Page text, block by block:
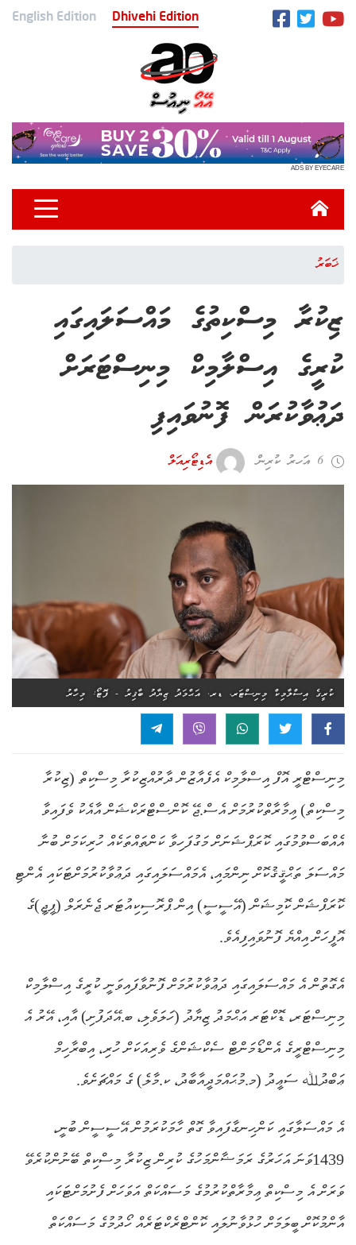
English Edition Dhivehi Edition
ADS BY EYECARE
ޚަބަރު
ޒިކުރާ މިސްކިތުގެ މައްސަލައިގައި
ކުރީގެ އިސްލާމިކް މިނިސްޓަރަށް
ދަޢުވާކުރަން ފޮނުވައިފި
6 އަހރު ކުރިން އެޑިޓޯރިއަލް
ކުރީގެ އިސްލާމިކް މިނިސްޓަރ، ޑރ. އަޙްމަދު ޒިޔާދު ބާޤިރު - ފޮޓޯ: މިހާރު
މިނިސްޓްރީ އޮފް އިސްލާމިކް އެފެއާޒުން ދާރުއްޒިކުރާ މިސްކިތް (ޒިކުރާ
މިސްކިތް) ޢިމާރާތްކުރުމަށް އެސް.ޖޭ ކޮންސްޓްރަކްޝަން އާއެކު ވެފައިވާ
އެއްބަސްވުމުގައި ކޮރަޕްޝަނަށް މަގުފަހިވާ ކަންތައްތަކެއް ހުރިކަމަށް ބުނާ
މައްސަލަ ތަޙްޤީޤުކޮށް ނިންމައި، އެމައްސަލައިގައި ދަޢުވާކުރުމަށްޓަކައި އެންޓި
ކޮރަޕްޝަން ކޮމިޝަން (އޭސީސީ) އިން ޕްރޮސިކިއުޓަރ ޖެނެރަލް (ޕީޖީ)ގެ
އޮފީހަށް އިއްޔެ ފޮނުވައިފިއެވެ.
އެގޮތުން އެ މައްސަލައިގައި ދަޢުވާކުރުމަށް ފޮނުވާފައިވަނީ ކުރީގެ އިސްލާމިކް
މިނިސްޓަރ، ޑޮކްޓަރ އަޙްމަދު ޒިޔާދު (ހަލަވެލި، ބ.އޭދަފުށި) އާއި، އޭރު އެ
މިނިސްޓްރީގެ އެންޑޯމަންޓް ސެކްޝަންގެ ވެރިއަކަށް ހުރި، އިބްރާހިމް
ޢަބްދުﷲ ސަޢީދު (މ.މުޙައްމަދީއާބާދު، ކ.މާލެ) ގެ މައްޗަށެވެ.
އެ މައްސަލާގައި ކަންހިނގާފައިވާ ގޮތް ހާމަކުރަމުން އޭސީސީން ބުނީ،
1439ވަނަ އަހަރުގެ ރަމަޟާންމަހުގެ ކުރިން ޒިކުރާ މިސްކިތް ބޭނުންކުރެވޭ
ވަރަށް އެ މިސްކިތް ޢިމާރާތްކުރުމުގެ މަސައްކަތް އަވަހަށް ފެށުމަށްޓަކައި
އާންމުކޮށް ބީލަމަށް ހުޅުވާނުލައި ކޮންޓްރެކްޓަރެއް ހޯދުމުގެ މަސައްކަތް